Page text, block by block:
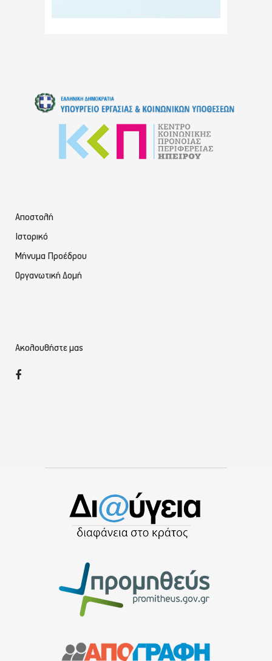
Αποστολή
Ιστορικό
Μήνυμα Προέδρου
Οργανωτική Δομή
Ακολουθήστε μας